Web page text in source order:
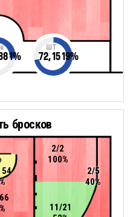
%
ШТ
72,1519%
бросков
11/21
2/2
100%
2/5
40%